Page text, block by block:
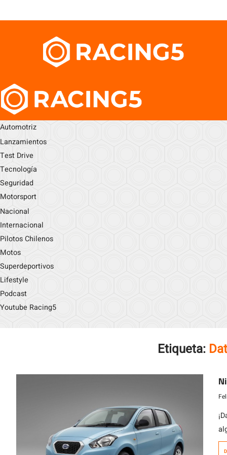
Automotriz
Lanzamientos
Test Drive
Tecnología
Seguridad
Motorsport
Nacional
Internacional
Pilotos Chilenos
Motos
Superdeportivos
Lifestyle
Podcast
Youtube Racing5
Etiqueta: